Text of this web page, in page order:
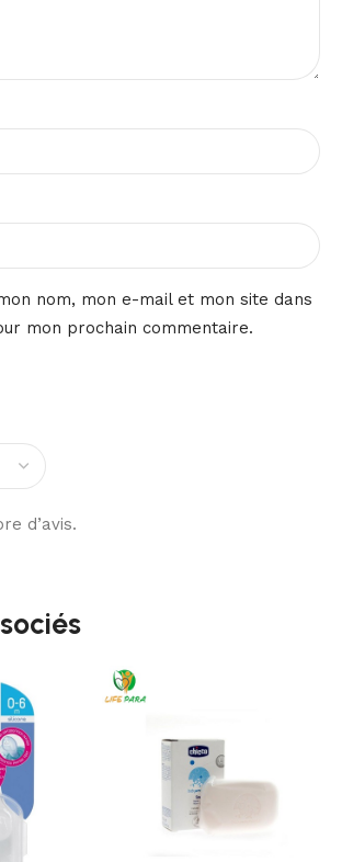
d’avis.
nom, mon e-mail et mon site dans
mon prochain commentaire.